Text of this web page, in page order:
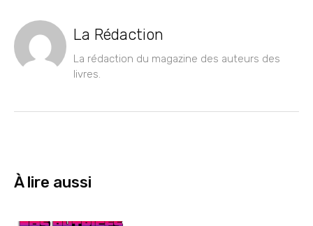
La Rédaction
La rédaction du magazine des auteurs des
livres.
À lire aussi